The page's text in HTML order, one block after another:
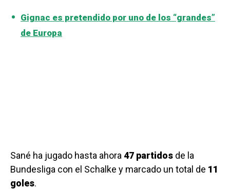
Gignac es pretendido por uno de los “grandes”
de Europa
Sané ha jugado hasta ahora 47 partidos de la
Bundesliga con el Schalke y marcado un total de 11
goles.